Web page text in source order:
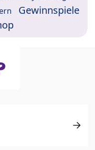
Gewinnspiele